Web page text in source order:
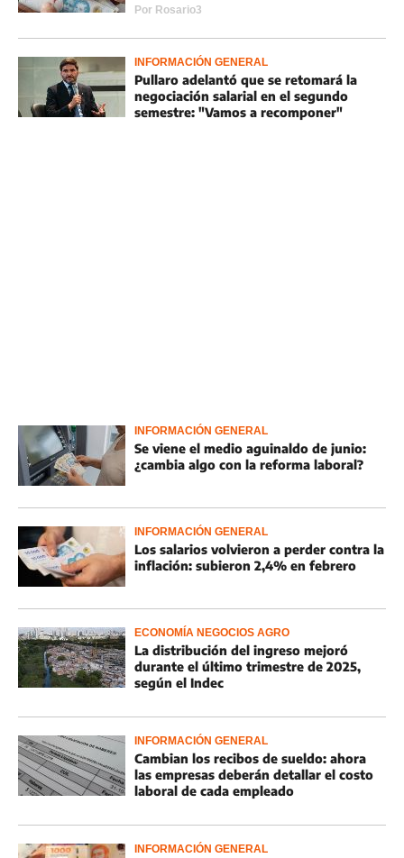
Por Rosario3
INFORMACIÓN GENERAL
Pullaro adelantó que se retomará la
negociación salarial en el segundo
semestre: "Vamos a recomponer"
INFORMACIÓN GENERAL
Se viene el medio aguinaldo de junio:
¿cambia algo con la reforma laboral?
INFORMACIÓN GENERAL
Los salarios volvieron a perder contra la
inflación: subieron 2,4% en febrero
ECONOMÍA NEGOCIOS AGRO
La distribución del ingreso mejoró
durante el último trimestre de 2025,
según el Indec
INFORMACIÓN GENERAL
Cambian los recibos de sueldo: ahora
las empresas deberán detallar el costo
laboral de cada empleado
INFORMACIÓN GENERAL